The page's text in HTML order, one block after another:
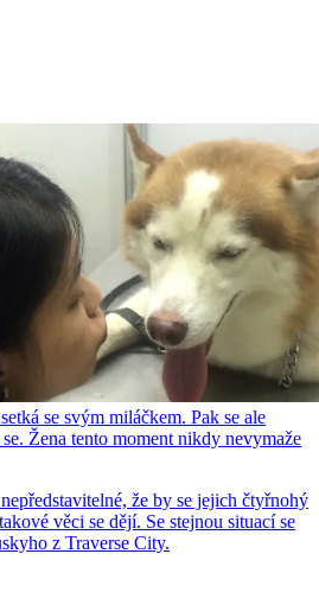
se svým miláčkem. Pak se ale
Žena tento moment nikdy nevymaže
že by se jejich čtyřnohý
věci se dějí. Se stejnou situací se
z Traverse City.